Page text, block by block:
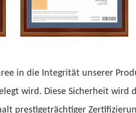
in die Integrität unserer
wird. Diese Sicherheit wird
prestigeträchtiger